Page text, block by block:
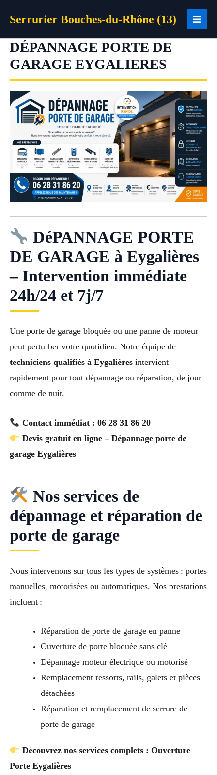
Serrurier Bouches-du-Rhône (13)
DÉPANNAGE PORTE DE
GARAGE EYGALIERES
DéPANNAGE PORTE
DE GARAGE à Eygalières
– Intervention immédiate
24h/24 et 7j/7
Une porte de garage bloquée ou une panne de moteur
peut perturber votre quotidien. Notre équipe de
techniciens qualifiés à Eygalières intervient
rapidement pour tout dépannage ou réparation, de jour
comme de nuit.
Contact immédiat : 06 28 31 86 20
Devis gratuit en ligne – Dépannage porte de
garage Eygalières
Nos services de
dépannage et réparation de
porte de garage
Nous intervenons sur tous les types de systèmes : portes
manuelles, motorisées ou automatiques. Nos prestations
incluent :
Réparation de porte de garage en panne
Ouverture de porte bloquée sans clé
Dépannage moteur électrique ou motorisé
Remplacement ressorts, rails, galets et pièces
détachées
Réparation et remplacement de serrure de
porte de garage
Découvrez nos services complets : Ouverture
Porte Eygalières